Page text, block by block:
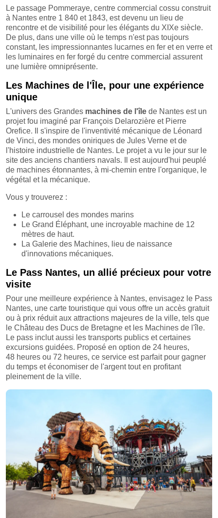
Le passage Pommeraye, centre commercial cossu construit
à Nantes entre 1 840 et 1843, est devenu un lieu de
rencontre et de visibilité pour les élégants du XIXe siècle.
De plus, dans une ville où le temps n'est pas toujours
constant, les impressionnantes lucarnes en fer et en verre et
les luminaires en fer forgé du centre commercial assurent
une lumière omniprésente.
Les Machines de l'Île, pour une expérience
unique
L'univers des Grandes machines de l'île de Nantes est un
projet fou imaginé par François Delarozière et Pierre
Orefice. Il s'inspire de l'inventivité mécanique de Léonard
de Vinci, des mondes oniriques de Jules Verne et de
l'histoire industrielle de Nantes. Le projet a vu le jour sur le
site des anciens chantiers navals. Il est aujourd'hui peuplé
de machines étonnantes, à mi-chemin entre l'organique, le
végétal et la mécanique.
Vous y trouverez :
Le carrousel des mondes marins
Le Grand Éléphant, une incroyable machine de 12
mètres de haut.
La Galerie des Machines, lieu de naissance
d'innovations mécaniques.
Le Pass Nantes, un allié précieux pour votre
visite
Pour une meilleure expérience à Nantes, envisagez le Pass
Nantes, une carte touristique qui vous offre un accès gratuit
ou à prix réduit aux attractions majeures de la ville, tels que
le Château des Ducs de Bretagne et les Machines de l'île.
Le pass inclut aussi les transports publics et certaines
excursions guidées. Proposé en option de 24 heures,
48 heures ou 72 heures, ce service est parfait pour gagner
du temps et économiser de l'argent tout en profitant
pleinement de la ville.